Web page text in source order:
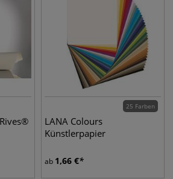
25 Farben
LANA Colours
Künstlerpapier
ab 1,66 €